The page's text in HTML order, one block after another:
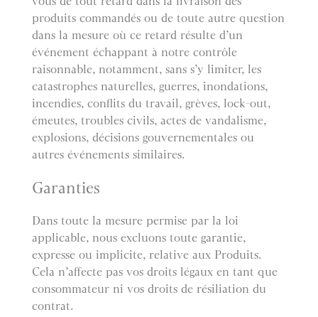
produits commandés ou de toute autre question
dans la mesure où ce retard résulte d’un
événement échappant à notre contrôle
raisonnable, notamment, sans s’y limiter, les
catastrophes naturelles, guerres, inondations,
incendies, conflits du travail, grèves, lock-out,
émeutes, troubles civils, actes de vandalisme,
explosions, décisions gouvernementales ou
autres événements similaires.
Garanties
Dans toute la mesure permise par la loi
applicable, nous excluons toute garantie,
expresse ou implicite, relative aux Produits.
Cela n’affecte pas vos droits légaux en tant que
consommateur ni vos droits de résiliation du
contrat.